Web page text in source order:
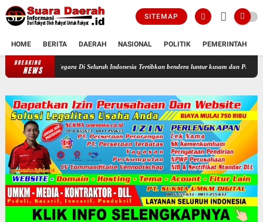
SITEMAP
HOME BERITA DAERAH NASIONAL POLITIK PEMERINTAH
BREAKING
NEWS Profesor Minta Presiden RI Perintahkan Semua Aparatur Negara Di